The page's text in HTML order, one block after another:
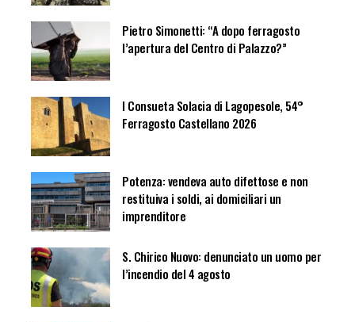
Pietro Simonetti: “A dopo ferragosto
l’apertura del Centro di Palazzo?”
I Consueta Solacia di Lagopesole, 54°
Ferragosto Castellano 2026
Potenza: vendeva auto difettose e non
restituiva i soldi, ai domiciliari un
imprenditore
S. Chirico Nuovo: denunciato un uomo per
l’incendio del 4 agosto